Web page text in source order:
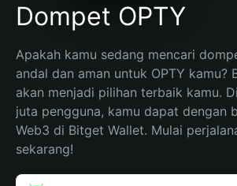
Dompet OPTY
Apakah kamu sedang mencari
andal dan aman untuk OPTY kamu?
akan menjadi pilihan terbaik kamu.
juta pengguna, kamu dapat dengan
Web3 di Bitget Wallet. Mulai
sekarang!